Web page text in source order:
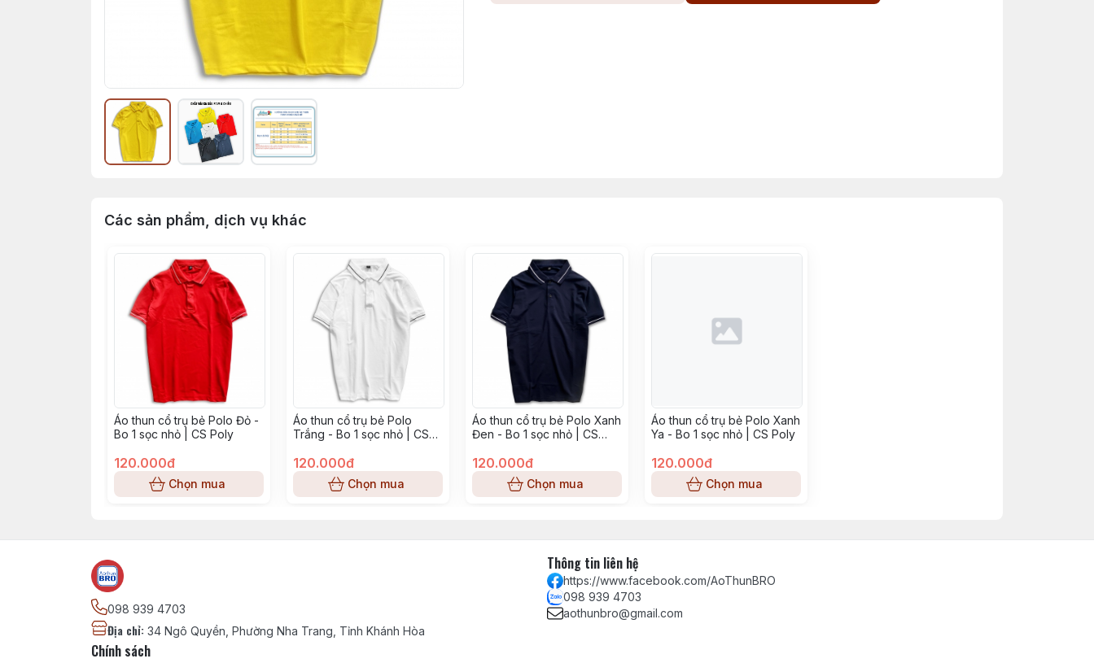
Các sản phẩm, dịch vụ khác
Áo thun cổ trụ bẻ Polo Đỏ -
Bo 1 sọc nhỏ | CS Poly
120.000đ
Chọn mua
Áo thun cổ trụ bẻ Polo
Trắng - Bo 1 sọc nhỏ | CS
120.000đ
Chọn mua
Áo thun cổ trụ bẻ Polo Xanh
Đen - Bo 1 sọc nhỏ | CS
120.000đ
Chọn mua
Áo thun cổ trụ bẻ Polo Xanh
Ya - Bo 1 sọc nhỏ | CS Poly
120.000đ
Chọn mua
098 939 4703
Địa chỉ: 34 Ngô Quyền, Phường Nha Trang, Tỉnh Khánh Hòa
Thông tin liên hệ
https://www.facebook.com/AoThunBRO
098 939 4703
aothunbro@gmail.com
Chính sách